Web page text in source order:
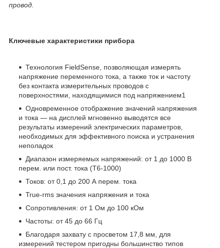
провод.
Ключевые характеристики прибора
Технология FieldSense, позволяющая измерять
напряжение переменного тока, а также ток и частоту
без контакта измерительных проводов с
поверхностями, находящимися под напряжением1
Одновременное отображение значений напряжения
и тока — на дисплей мгновенно выводятся все
результаты измерений электрических параметров,
необходимых для эффективного поиска и устранения
неполадок
Диапазон измеряемых напряжений: от 1 до 1000 В
перем. или пост. тока (T6-1000)
Токов: от 0,1 до 200 А перем. тока
True-rms значения напряжения и тока
Сопротивления: от 1 Ом до 100 кОм
Частоты: от 45 до 66 Гц
Благодаря захвату с просветом 17,8 мм, для
измерений тестером пригодны большинство типов